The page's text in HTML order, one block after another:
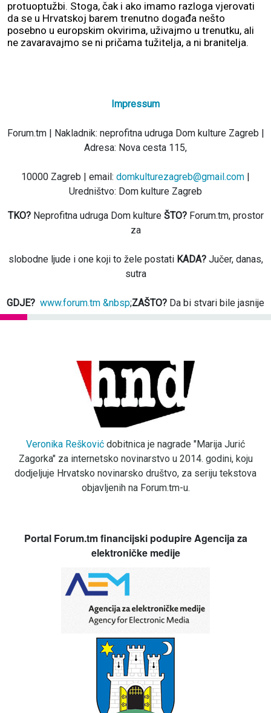
protuoptužbi. Stoga, čak i ako imamo razloga vjerovati
da se u Hrvatskoj barem trenutno događa nešto
posebno u europskim okvirima, uživajmo u trenutku, ali
ne zavaravajmo se ni pričama tužitelja, a ni branitelja.
Impressum
Forum.tm | Nakladnik: neprofitna udruga Dom kulture Zagreb |
Adresa: Nova cesta 115,
10000 Zagreb | email: domkulturezagreb@gmail.com
Uredništvo: Dom kulture Zagreb
TKO?Neprofitna udruga Dom kulture ŠTO?Forum.tm, prostor
za
slobodne ljude i one koji to žele postati KADA?Jučer, danas,
sutra
GDJE? www.forum.tm &nbsp;ZAŠTO? Da bi stvari bile jasnije
Veronika Rešković dobitnica je nagrade "Marija Jurić
Zagorka" za internetsko novinarstvo u 2014. godini, koju
dodjeljuje Hrvatsko novinarsko društvo, za seriju tekstova
objavljenih na Forum.tm-u.
Portal Forum.tm financijski podupire Agencija za
elektroničke medije